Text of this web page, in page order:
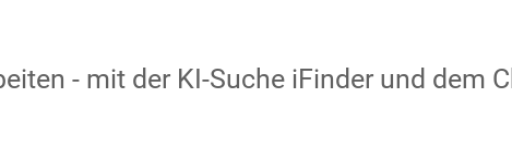
- mit der KI-Suche iFinder und dem